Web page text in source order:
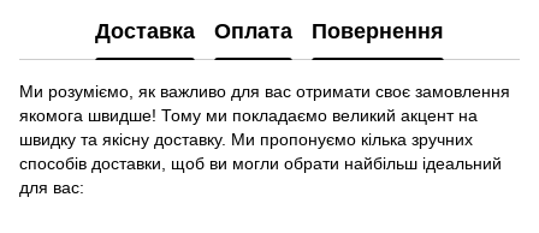
Доставка Оплата Повернення
Ми розуміємо, як важливо для вас отримати своє замовлення
якомога швидше! Тому ми покладаємо великий акцент на
швидку та якісну доставку. Ми пропонуємо кілька зручних
способів доставки, щоб ви могли обрати найбільш ідеальний
для вас: